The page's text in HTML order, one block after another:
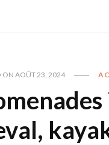
ONAOÛT 23, 2024